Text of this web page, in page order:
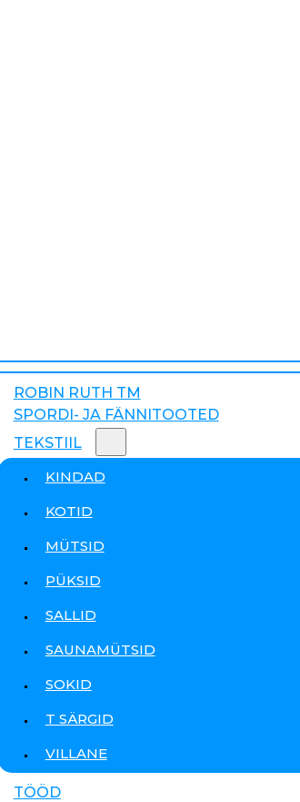
ROBIN RUTH TM
SPORDI- JA FÄNNITOOTED
TEKSTIIL
KINDAD
KOTID
MÜTSID
PÜKSID
SALLID
SAUNAMÜTSID
SOKID
T SÄRGID
VILLANE
TÖÖD